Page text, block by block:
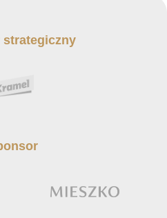
strategiczny